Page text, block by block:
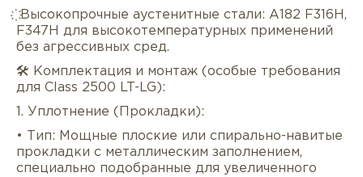
҉ Высокопрочные аустенитные стали: A182 F316H,
F347H для высокотемпературных применений
без агрессивных сред.
🛠️ Комплектация и монтаж (особые требования
для Class 2500 LT-LG):
1. Уплотнение (Прокладки):
• Тип: Мощные плоские или спирально-навитые
прокладки с металлическим заполнением,
специально подобранные для увеличенного